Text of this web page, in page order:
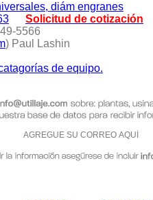
diám engranes
Solicitud de cotización
5566
) Paul Lashin
de equipo.